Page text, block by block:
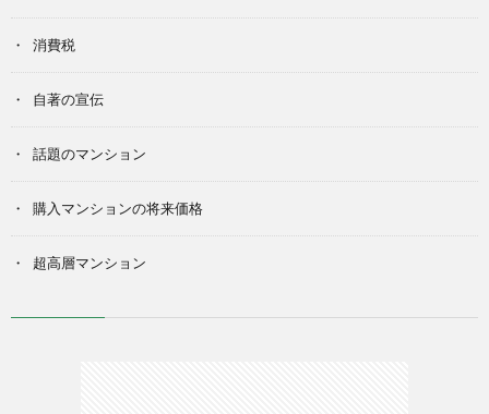
消費税
自著の宣伝
話題のマンション
購入マンションの将来価格
超高層マンション